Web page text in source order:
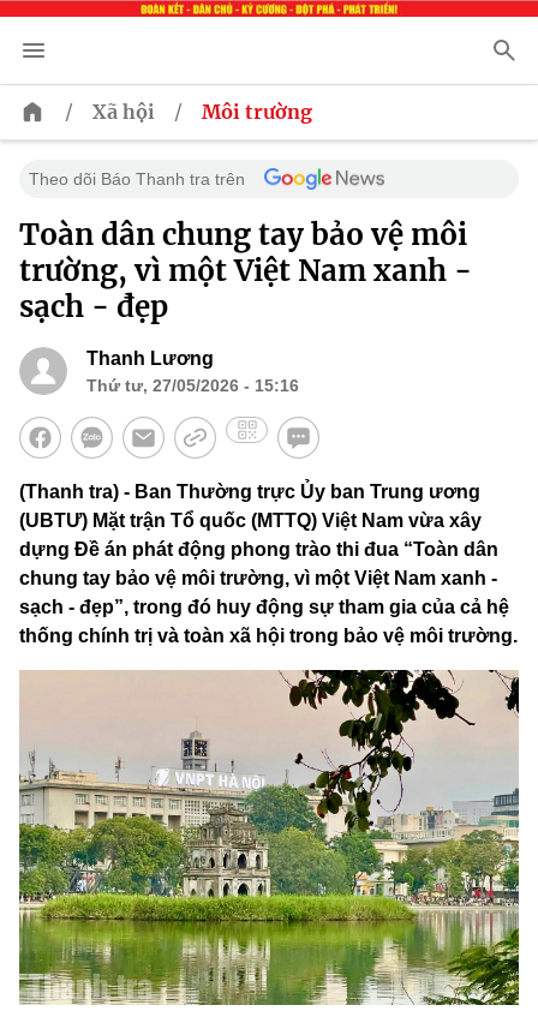
/ Xã hội / Môi trường
Theo dõi Báo Thanh tra trên
Toàn dân chung tay bảo vệ môi
trường, vì một Việt Nam xanh -
sạch - đẹp
Thanh Lương
Thứ tư, 27/05/2026 - 15:16
(Thanh tra) - Ban Thường trực Ủy ban Trung ương
(UBTƯ) Mặt trận Tổ quốc (MTTQ) Việt Nam vừa xây
dựng Đề án phát động phong trào thi đua “Toàn dân
chung tay bảo vệ môi trường, vì một Việt Nam xanh -
sạch - đẹp”, trong đó huy động sự tham gia của cả hệ
thống chính trị và toàn xã hội trong bảo vệ môi trường.